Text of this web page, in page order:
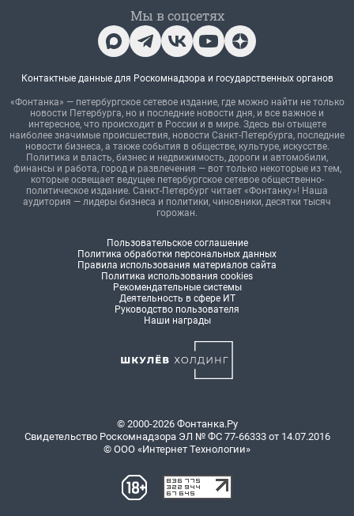
Мы в соцсетях
Контактные данные для Роскомнадзора и государственных органов
«Фонтанка» — петербургское сетевое издание, где можно найти не только
новости Петербурга, но и последние новости дня, и все важное и
интересное, что происходит в России и в мире. Здесь вы отыщете
наиболее значимые происшествия, новости Санкт-Петербурга, последние
новости бизнеса, а также события в обществе, культуре, искусстве.
Политика и власть, бизнес и недвижимость, дороги и автомобили,
финансы и работа, город и развлечения — вот только некоторые из тем,
которые освещает ведущее петербургское сетевое общественно-
политическое издание. Санкт-Петербург читает «Фонтанку»! Наша
аудитория — лидеры бизнеса и политики, чиновники, десятки тысяч
горожан.
Пользовательское соглашение
Политика обработки персональных данных
Правила использования материалов сайта
Политика использования cookies
Рекомендательные системы
Деятельность в сфере ИТ
Руководство пользователя
Наши награды
© 2000-2026 Фонтанка.Ру
Свидетельство Роскомнадзора ЭЛ № ФС 77-66333 от 14.07.2016
© ООО «Интернет Технологии»